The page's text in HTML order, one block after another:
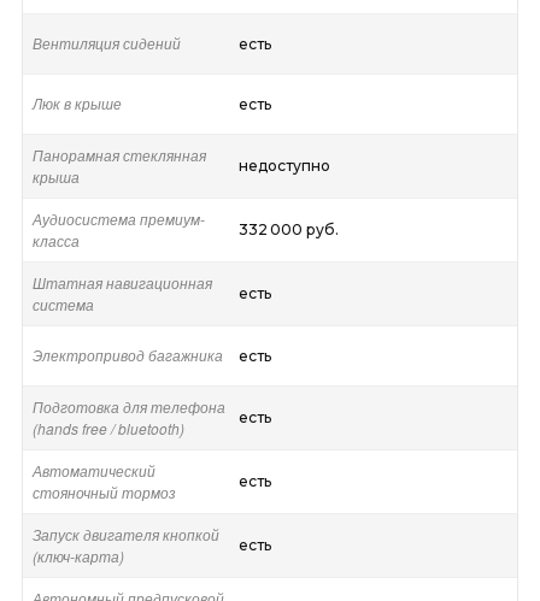
Вентиляция сидений есть
Люк в крыше есть
Панорамная стеклянная
крыша
недоступно
Аудиосистема премиум-
класса
332 000 руб.
Штатная навигационная
система
есть
Электропривод багажника есть
Подготовка для телефона
(hands free / bluetooth)
есть
Автоматический
стояночный тормоз
есть
Запуск двигателя кнопкой
(ключ-карта)
есть